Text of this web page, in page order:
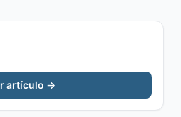
artículo →